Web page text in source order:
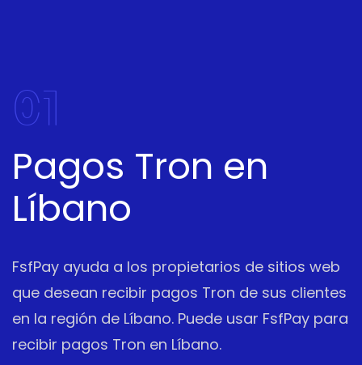
01
Pagos Tron en
Líbano
FsfPay ayuda a los propietarios de sitios web
que desean recibir pagos Tron de sus clientes
en la región de Líbano. Puede usar FsfPay para
recibir pagos Tron en Líbano.